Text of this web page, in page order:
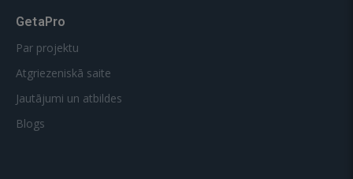
GetaPro
Par projektu
Atgriezeniskā saite
Jautājumi un atbildes
Blogs